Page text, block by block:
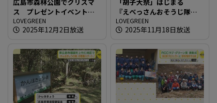
ス プレゼントイベント開
催
LOVEGREEN
2025年12月2日放送
『えべっさんおそうじ隊』
も出動！
LOVEGREEN
2025年11月18日放送